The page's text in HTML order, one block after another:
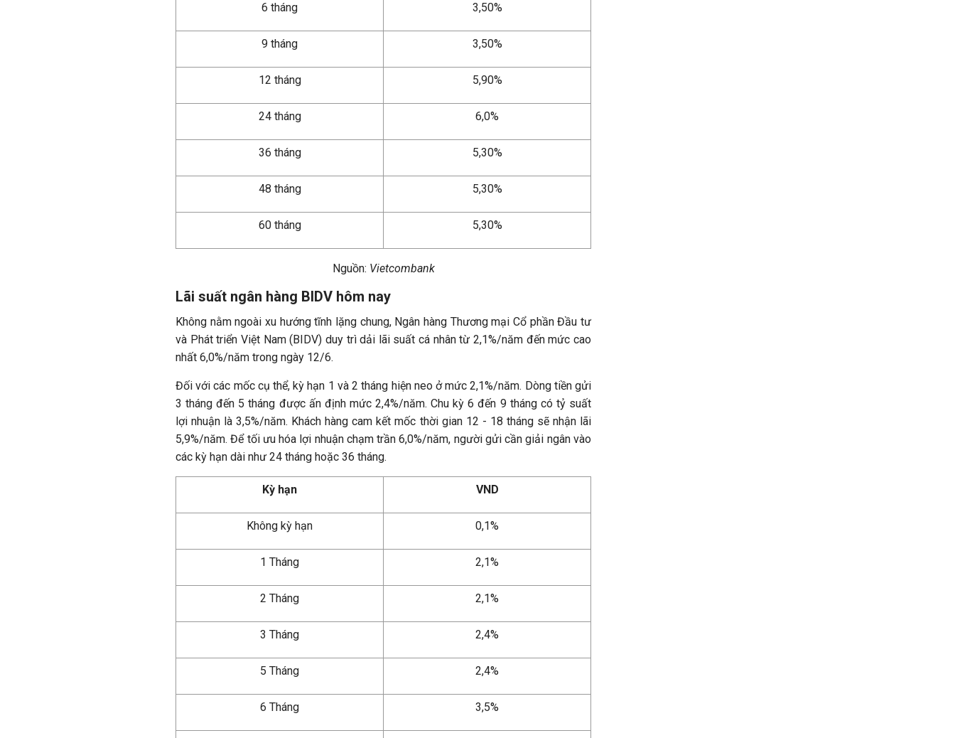
6 tháng 3,50%
9 tháng 3,50%
12 tháng 5,90%
24 tháng 6,0%
36 tháng 5,30%
48 tháng 5,30%
60 tháng 5,30%
Nguồn: Vietcombank
Lãi suất ngân hàng BIDV hôm nay
Không nằm ngoài xu hướng tĩnh lặng chung, Ngân hàng Thương mại Cổ phần Đầu tư
và Phát triển Việt Nam (BIDV) duy trì dải lãi suất cá nhân từ 2,1%/năm đến mức cao
nhất 6,0%/năm trong ngày 12/6.
Đối với các mốc cụ thể, kỳ hạn 1 và 2 tháng hiện neo ở mức 2,1%/năm. Dòng tiền gửi
3 tháng đến 5 tháng được ấn định mức 2,4%/năm. Chu kỳ 6 đến 9 tháng có tỷ suất
lợi nhuận là 3,5%/năm. Khách hàng cam kết mốc thời gian 12 - 18 tháng sẽ nhận lãi
5,9%/năm. Để tối ưu hóa lợi nhuận chạm trần 6,0%/năm, người gửi cần giải ngân vào
các kỳ hạn dài như 24 tháng hoặc 36 tháng.
Kỳ hạn VND
Không kỳ hạn 0,1%
1 Tháng 2,1%
2 Tháng 2,1%
3 Tháng 2,4%
5 Tháng 2,4%
6 Tháng 3,5%